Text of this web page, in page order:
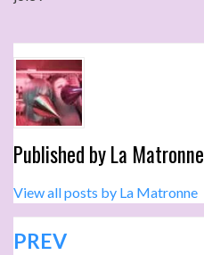
Published byLa Matronne
View all posts by La Matronne
PREV